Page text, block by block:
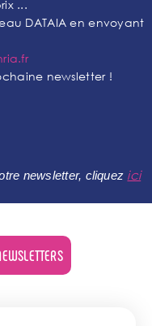
...
DATAIA en envoyant
newsletter !
newsletter, cliquez ici